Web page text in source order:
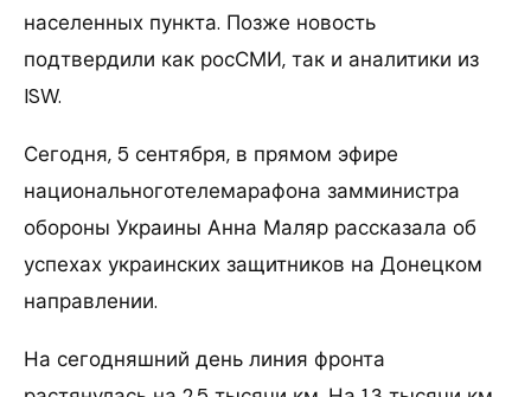
населенных пункта. Позже новость
подтвердили как росСМИ, так и аналитики из
ISW.
Сегодня, 5 сентября, в прямом эфире
национальноготелемарафона замминистра
обороны Украины Анна Маляр рассказала об
успехах украинских защитников на Донецком
направлении.
На сегодняшний день линия фронта